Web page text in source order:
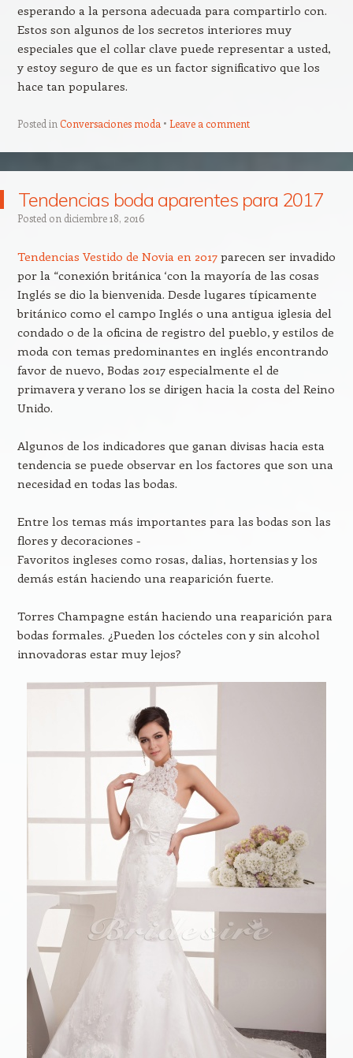
esperando a la persona adecuada para compartirlo con.
Estos son algunos de los secretos interiores muy
especiales que el collar clave puede representar a usted,
y estoy seguro de que es un factor significativo que los
hace tan populares.
Posted in Conversaciones moda Leave a comment
Tendencias boda aparentes para 2017
Posted on diciembre 18, 2016
Tendencias Vestido de Novia en 2017parecen ser invadido
por la “conexión británica ‘con la mayoría de las cosas
Inglés se dio la bienvenida. Desde lugares típicamente
británico como el campo Inglés o una antigua iglesia del
condado o de la oficina de registro del pueblo, y estilos de
moda con temas predominantes en inglés encontrando
favor de nuevo, Bodas 2017 especialmente el de
primavera y verano los se dirigen hacia la costa del Reino
Unido.
Algunos de los indicadores que ganan divisas hacia esta
tendencia se puede observar en los factores que son una
necesidad en todas las bodas.
Entre los temas más importantes para las bodas son las
flores y decoraciones -
Favoritos ingleses como rosas, dalias, hortensias y los
demás están haciendo una reaparición fuerte.
Torres Champagne están haciendo una reaparición para
bodas formales. ¿Pueden los cócteles con y sin alcohol
innovadoras estar muy lejos?